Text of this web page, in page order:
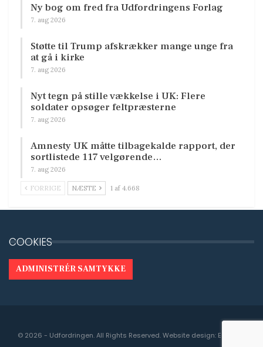
Ny bog om fred fra Udfordringens Forlag
7. aug 2026
Støtte til Trump afskrækker mange unge fra
at gå i kirke
7. aug 2026
Nyt tegn på stille vækkelse i UK: Flere
soldater opsøger feltpræsterne
7. aug 2026
Amnesty UK måtte tilbagekalde rapport, der
sortlistede 117 velgørende…
7. aug 2026
FORRIGE NÆSTE 1 af 4.668
COOKIES
ADMINISTRÉR SAMTYKKE
© 2026 - Udfordringen. All Rights Reserved.Website design: Engedal